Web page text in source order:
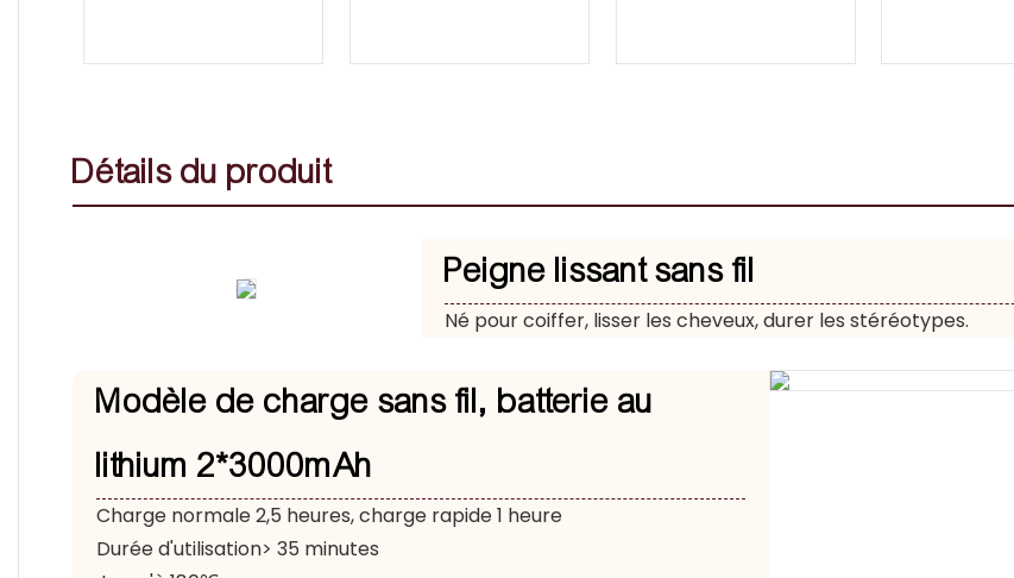
Détails du produit
Peigne lissant sans fil
Né pour coiffer, lisser les cheveux, durer les stéréotypes.
Modèle de charge sans fil, batterie au
lithium 2*3000mAh
Charge normale 2,5 heures, charge rapide 1 heure
Durée d'utilisation> 35 minutes